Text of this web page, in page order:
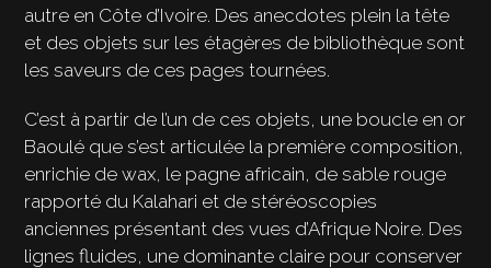
autre en Côte d’Ivoire. Des anecdotes plein la tête
et des objets sur les étagères de bibliothèque sont
les saveurs de ces pages tournées.
C’est à partir de l’un de ces objets, une boucle en or
Baoulé que s’est articulée la première composition,
enrichie de wax, le pagne africain, de sable rouge
rapporté du Kalahari et de stéréoscopies
anciennes présentant des vues d’Afrique Noire. Des
lignes fluides, une dominante claire pour conserver